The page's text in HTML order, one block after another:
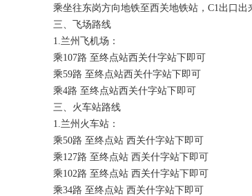
乘坐往东岗方向地铁至西关地铁站，C1出口出
三、飞场路线
1.兰州飞机场：
乘107路 至终点站西关什字站下即可
乘59路 至终点站西关什字站下即可
乘4路 至终点站西关什字站下即可
三、火车站路线
1.兰州火车站：
乘50路 至终点站 西关什字站下即可
乘127路 至终点站 西关什字站下即可
乘102路 至终点站 西关什字站下即可
乘34路 至终点站 西关什字站下即可